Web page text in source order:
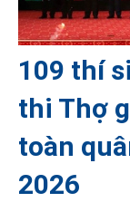
109 thí
thi Thợ
toàn
2026